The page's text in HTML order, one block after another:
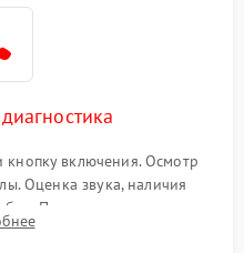
кнопку включения. Осмотр
Оценка звука, наличия
Подключение тестовых
симптомов поломки.